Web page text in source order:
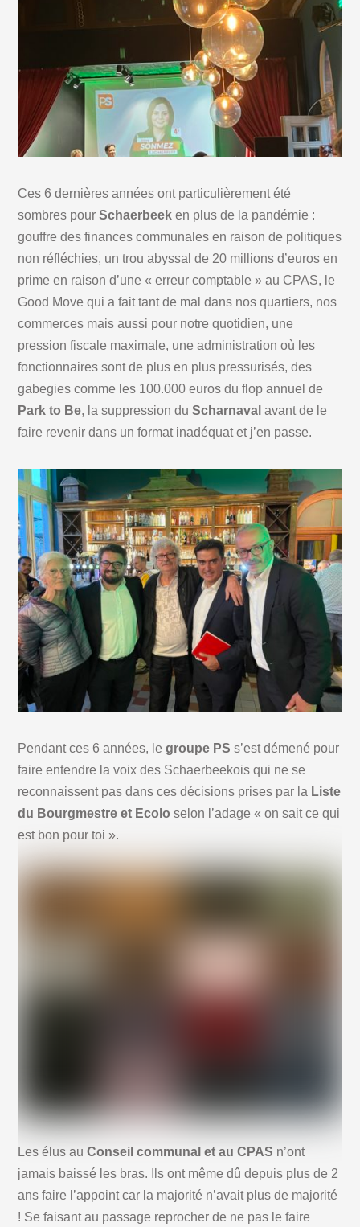
Ces 6 dernières années ont particulièrement été
sombres pour Schaerbeek en plus de la pandémie :
gouffre des finances communales en raison de politiques
non réfléchies, un trou abyssal de 20 millions d’euros en
prime en raison d’une « erreur comptable » au CPAS, le
Good Move qui a fait tant de mal dans nos quartiers, nos
commerces mais aussi pour notre quotidien, une
pression fiscale maximale, une administration où les
fonctionnaires sont de plus en plus pressurisés, des
gabegies comme les 100.000 euros du flop annuel de
Park to Be, la suppression duScharnaval avant de le
faire revenir dans un format inadéquat et j’en passe.
Pendant ces 6 années, legroupe PS s’est démené pour
faire entendre la voix des Schaerbeekois qui ne se
reconnaissent pas dans ces décisions prises par la Liste
du Bourgmestre et Ecolo selon l’adage « on sait ce qui
est bon pour toi ».
Les élus auConseil communal et au CPAS n’ont
jamais baissé les bras. Ils ont même dû depuis plus de 2
ans faire l’appoint car la majorité n’avait plus de majorité
! Se faisant au passage reprocher de ne pas le faire